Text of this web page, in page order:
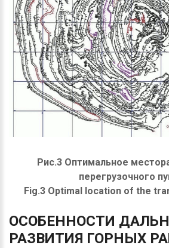
Рис.3 Оптимальное
перегрузочного
Fig.3 Optimal location of the
ОСОБЕННОСТИ
РАЗВИТИЯ ГОРНЫХ